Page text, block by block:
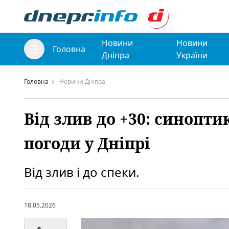
Головна
Новини
Дніпра
Новини
України
Головна Новини Дніпра
Від злив до +30:
погоди у Дніпрі
Від злив і до спеки.
18.05.2026